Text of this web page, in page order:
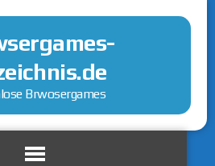
Brwosergames